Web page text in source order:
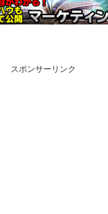
スポンサーリンク